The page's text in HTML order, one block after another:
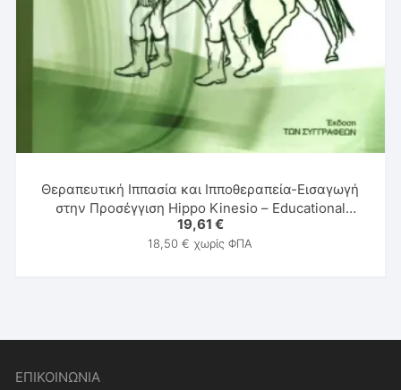
Θεραπευτική Ιππασία και Ιπποθεραπεία-Εισαγωγή
στην Προσέγγιση Hippo Kinesio – Educational
Rehabilitation (Hi.K.E.R.)
19,61 €
18,50€ χωρίς ΦΠΑ
ΕΠΙΚΟΙΝΩΝΙΑ